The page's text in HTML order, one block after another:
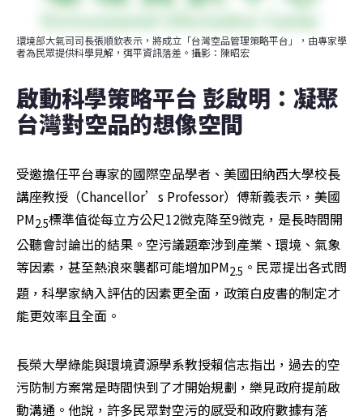
環境部大氣司司長張順欽表示，將成立「台灣空品管理策略平台」，由專家學
者為民眾提供科學見解，弭平資訊落差。攝影：陳昭宏
啟動科學策略平台 彭啟明：凝聚
台灣對空品的想像空間
受邀擔任平台專家的國際空品學者、美國田納西大學校長
講座教授（Chancellor’s Professor）傅新義表示，美國
PM2.5標準值從每立方公尺12微克降至9微克，是長時間開
公聽會討論出的結果。空污議題牽涉到產業、環境、氣象
等因素，甚至熱浪來襲都可能增加PM2.5 。民眾提出各式問
題，科學家納入評估的因素更全面，政策白皮書的制定才
能更效率且全面。
長榮大學綠能與環境資源學系教授賴信志指出，過去的空
污防制方案常是時間快到了才開始規劃，樂見政府提前啟
動溝通。他說，許多民眾對空污的感受和政府數據有落